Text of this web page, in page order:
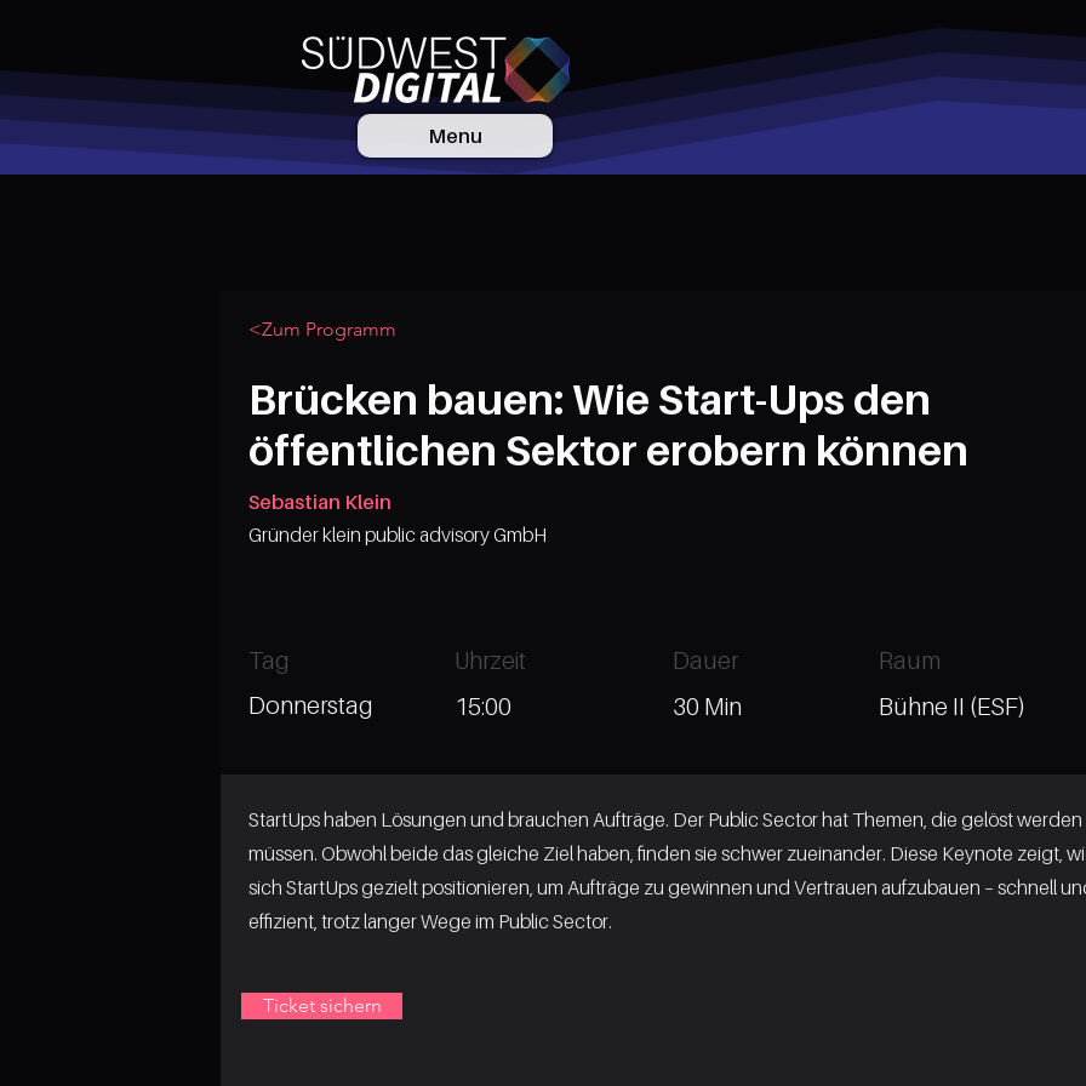
Menu
<Zum Programm
Brücken bauen: Wie Start-Ups den
öffentlichen Sektor erobern können
Sebastian Klein
Gründer klein public advisory GmbH
Tag
Donnerstag
Uhrzeit
15:00
Dauer
Raum
30 Min
Bühne II (ESF)
StartUps haben Lösungen und brauchen Aufträge. Der Public Sector hat Themen, die gelöst werden
müssen. Obwohl beide das gleiche Ziel haben, finden sie schwer zueinander. Diese Keynote zeigt,
sich StartUps gezielt positionieren, um Aufträge zu gewinnen und Vertrauen aufzubauen – schnell
effizient, trotz langer Wege im Public Sector.
Ticket sichern